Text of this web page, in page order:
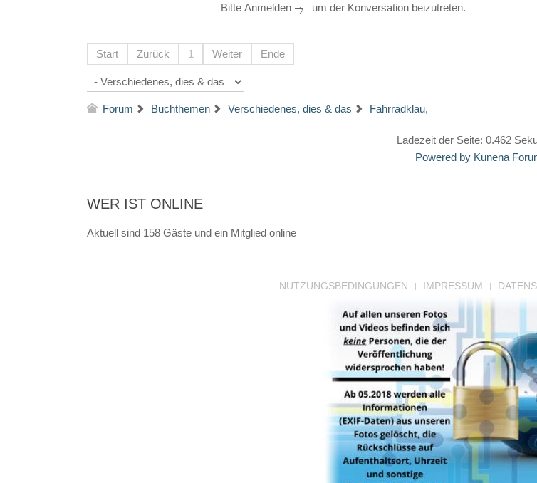
BitteAnmelden um der Konversation beizutreten.
Start Zurück 1 Weiter Ende
Forum Buchthemen Verschiedenes, dies & das Fahrradklau,
Ladezeit der Seite: 0.462
Powered by Kunena
WER IST ONLINE
Aktuell sind 158 Gäste und ein Mitglied online
NUTZUNGSBEDINGUNGEN IMPRESSUM